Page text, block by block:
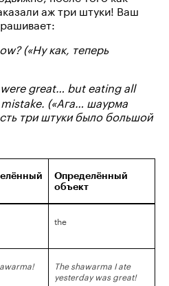
аж три штуки! Ваш
(«Ну как, теперь
great… but eating all
(«Ага… шаурма
три штуки было большой
Определённый
объект
the
The shawarma I ate
yesterday was great!